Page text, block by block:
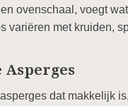
ovenschaal, voegt
variëren met kruiden,
Asperges
dat makkelijk